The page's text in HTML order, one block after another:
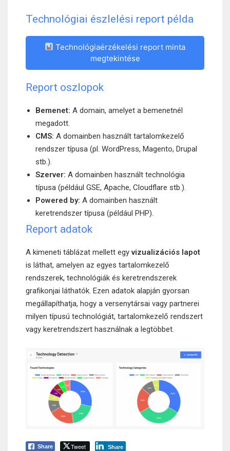
Technológiai észlelési report példa
Technológiaérzékelési report minta
megtekintése
Report oszlopok
Bemenet: A domain, amelyet a bemenetnél
megadott.
CMS: A domainben használt tartalomkezelő
rendszer típusa (pl. WordPress, Magento, Drupal
stb.).
Szerver: A domainben használt technológia
típusa (például GSE, Apache, Cloudflare stb.).
Powered by: A domainben használt
keretrendszer típusa (például PHP).
Report adatok
A kimeneti táblázat mellett egy vizualizációs lapot
is láthat, amelyen az egyes tartalomkezelő
rendszerek, technológiák és keretrendszerek
grafikonjai láthatók. Ezen adatok alapján gyorsan
megállapíthatja, hogy a versenytársai vagy partnerei
milyen típusú technológiát, tartalomkezelő rendszert
vagy keretrendszert használnak a legtöbbet.
Share Tweet Share